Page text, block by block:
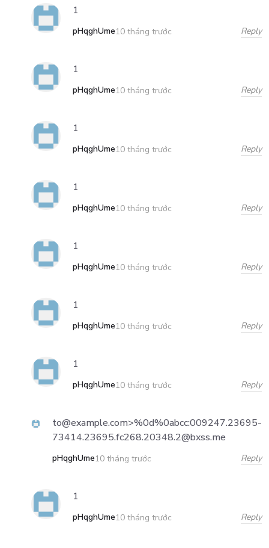
1
pHqghUme10 tháng trước Reply
1
pHqghUme10 tháng trước Reply
1
pHqghUme10 tháng trước Reply
1
pHqghUme10 tháng trước Reply
1
pHqghUme10 tháng trước Reply
1
pHqghUme10 tháng trước Reply
1
pHqghUme10 tháng trước Reply
to@example.com>%0d%0abcc:009247.23695-
73414.23695.fc268.20348.2@bxss.me
pHqghUme10 tháng trước Reply
1
pHqghUme10 tháng trước Reply